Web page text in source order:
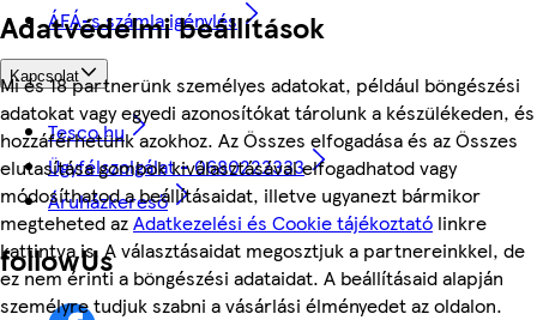
Adatvédelmi beállítások
Mi és 18 partnerünk személyes adatokat, például böngészési
adatokat vagy egyedi azonosítókat tárolunk a készülékeden, és
hozzáférhetünk azokhoz. Az Összes elfogadása és az Összes
elutasítása gombok kiválasztásával elfogadhatod vagy
módosíthatod a beállításaidat, illetve ugyanezt bármikor
megteheted azAdatkezelési és Cookie tájékoztató linkre
kattintva is. A választásaidat megosztjuk a partnereinkkel, de
ez nem érinti a böngészési adataidat. A beállításaid alapján
személyre tudjuk szabni a vásárlási élményedet az oldalon.
ÁFÁ-s számla igénylés
Kapcsolat
Tesco.hu
Ügyfélszolgálat - 0680222333
Áruházkereső
followUs